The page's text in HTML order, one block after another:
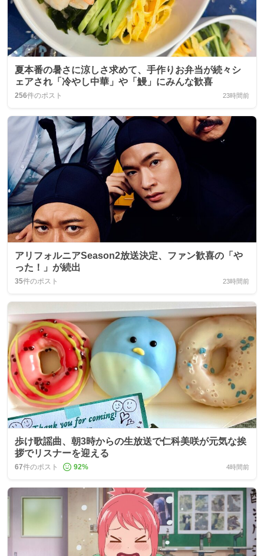
夏本番の暑さに涼しさ求めて、手作りお弁当が続々シ
ェアされ「冷やし中華」や「鰻」にみんな歓喜
256件のポスト 23時間前
アリフォルニアSeason2放送決定、ファン歓喜の「や
った！」が続出
35件のポスト 23時間前
歩け歌謡曲、朝3時からの生放送で仁科美咲が元気な挨
拶でリスナーを迎える
67件のポスト 92% 4時間前